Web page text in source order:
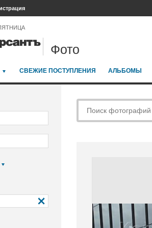
Фото
СВЕЖИЕ ПОСТУПЛЕНИЯ АЛЬБОМЫ